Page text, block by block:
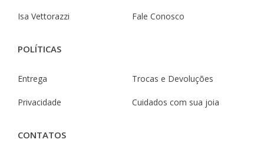
Isa Vettorazzi Fale Conosco
POLÍTICAS
Entrega Trocas e Devoluções
Privacidade Cuidados com sua joia
CONTATOS